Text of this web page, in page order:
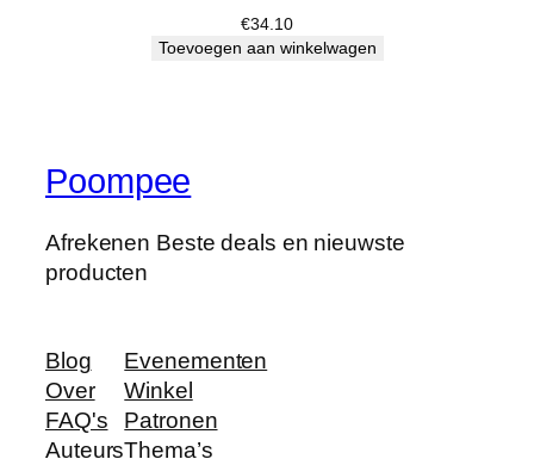
€34.10
Toevoegen aan winkelwagen
Poompee
Afrekenen Beste deals en nieuwste
producten
Blog
Over
FAQ's
Auteurs
Evenementen
Winkel
Patronen
Thema’s